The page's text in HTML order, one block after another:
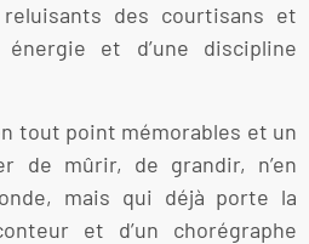
des courtisans et
et d’une discipline
tout point mémorables et un
de mûrir, de grandir, n’en
mais qui déjà porte la
et d’un chorégraphe